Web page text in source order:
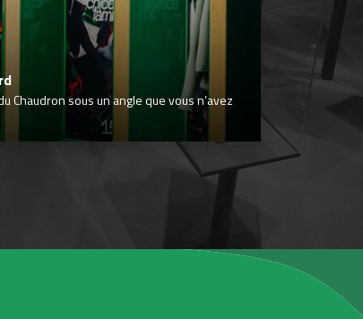
Chaudron sous un angle que vous n’avez